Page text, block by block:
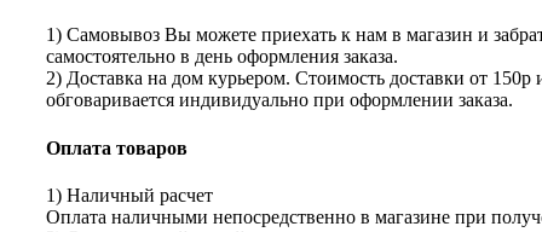
1) Самовывоз Вы можете приехать к нам в магазин и
самостоятельно в день оформления заказа.
2) Доставка на дом курьером. Стоимость доставки от 150р
обговаривается индивидуально при оформлении заказа.
Оплата товаров
1) Наличный расчет
Оплата наличными непосредственно в магазине при